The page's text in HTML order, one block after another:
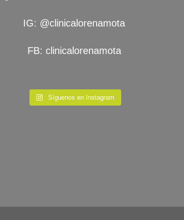
IG: @clinicalorenamota
FB: clinicalorenamota
Síguenos en Instagram